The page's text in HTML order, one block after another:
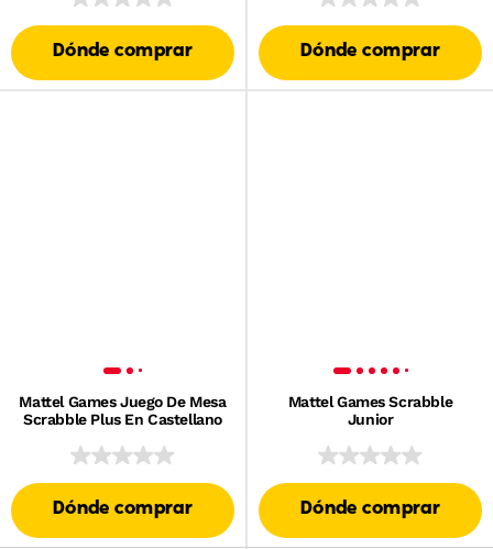
Dónde comprar Dónde comprar
Mattel Games Juego De Mesa
Scrabble Plus En Castellano
Dónde comprar
Mattel Games Scrabble
Junior
Dónde comprar